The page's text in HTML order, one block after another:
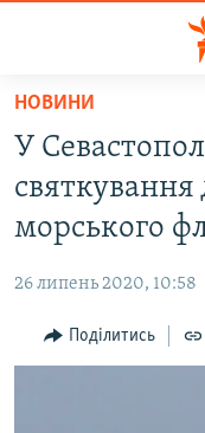
Перейти
основного
матеріалу
до
основної
Перейти
до
ВІДЕО ТА ФОТО
БЛОГИ
ПОГЛЯД
НОВИНИ
У
святкування
морського
26 липень 2020, 10:58
Поділитись